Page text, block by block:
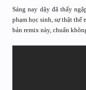
Sáng nay dậy đã thấy
phạm học sinh, sự thật
bản remix này, chuẩn